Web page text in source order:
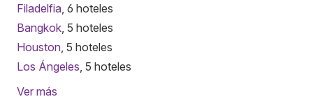
Filadelfia , 6 hoteles
Bangkok , 5 hoteles
Houston , 5 hoteles
Los Ángeles , 5 hoteles
Ver más